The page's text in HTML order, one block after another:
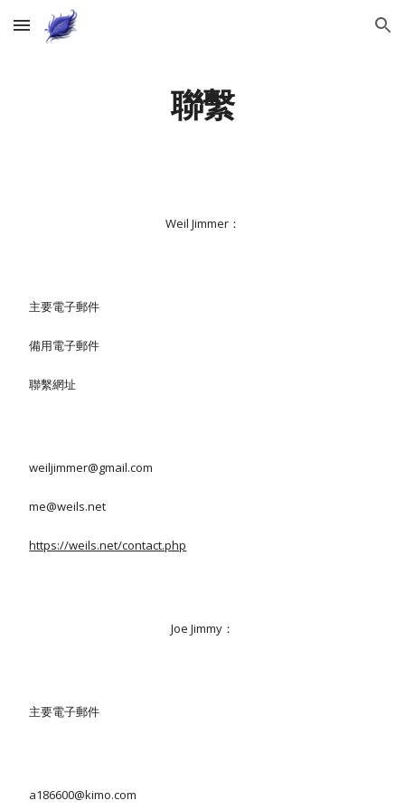
Skip to main content Skip to navigation
聯繫
Weil Jimmer：
主要電子郵件
備用電子郵件
聯繫網址
weiljimmer@gmail.com
me@weils.net
https://weils.net/contact.php
Joe Jimmy：
主要電子郵件
a186600@kimo.com